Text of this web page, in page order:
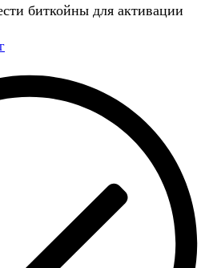
биткойны для активации